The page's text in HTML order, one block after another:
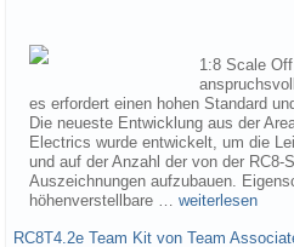
1:8 Scale
es erfordert einen hohen Standard
Die neueste Entwicklung aus der
Electrics wurde entwickelt, um die
und auf der Anzahl der von der RC8-
Auszeichnungen aufzubauen.
höhenverstellbare … weiterlesen
RC8T4.2e Team Kit von Team